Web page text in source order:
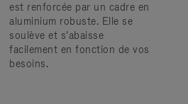
est renforcée par un cadre en
aluminium robuste. ​Elle se
soulève et s'abaisse
facilement en fonction de vos
besoins.